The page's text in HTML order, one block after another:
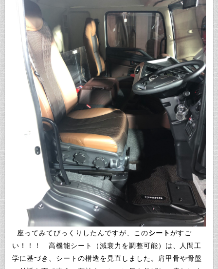
座ってみてびっくりしたんですが、このシートがすご
高機能シート（減衰力を調整可能）は、人間工
学に基づき、シートの構造を見直しました。肩甲骨や骨盤